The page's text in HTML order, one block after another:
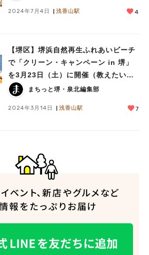
2024年7月4日 浅香山駅 4
【堺区】堺浜自然再生ふれあいビーチ
で「クリーン・キャンペーン in 堺」
を3月23日（土）に開催（教えたい／
教えて）まちっと堺・泉北編集部
2024年3月14日 浅香山駅 7